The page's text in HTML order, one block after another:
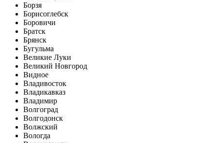
Борзя
Борисоглебск
Боровичи
Братск
Брянск
Бугульма
Великие Луки
Великий Новгород
Видное
Владивосток
Владикавказ
Владимир
Волгоград
Волгодонск
Волжский
Вологда